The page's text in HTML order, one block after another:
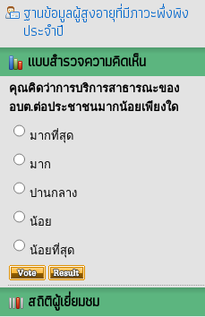
ฐานข้อมูลผู้สูงอายุที่มีภาวะพึ่งพิง
ประจำปี
แบบสำรวจความคิดเห็น
คุณคิดว่าการบริการสาธารณะของ
อบต.ต่อประชาชนมากน้อยเพียงใด
มากที่สุด
มาก
ปานกลาง
น้อย
น้อยที่สุด
สถิติผู้เยี่ยมชม